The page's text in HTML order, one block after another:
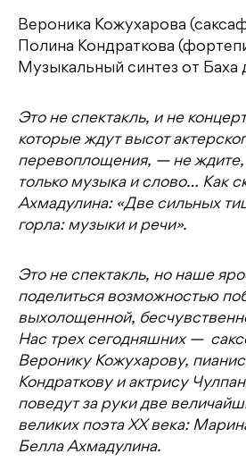
Вероника Кожухарова
Полина Кондраткова
Музыкальный синтез от Баха
Это не спектакль, и не
которые ждут высот
перевоплощения, — не ждите,
только музыка и слово… Как
Ахмадулина: «Две сильных
горла: музыки и речи».
Это не спектакль, но наше
поделиться возможностью
выхолощенной,
Нас трех сегодняшних —
Веронику Кожухарову,
Кондраткову и актрису
поведут за руки две
великих поэта ХХ века:
Белла Ахмадулина.